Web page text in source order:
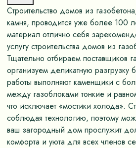
Строительство домов из
камня, проводится уже более 100
материал отлично себя
услугу строительства домов из
Тщательно отбираем поставщиков
организуем деликатную разгрузку
работы выполняют каменщики с
между газоблоками тонкие и
что исключает «мостики холода».
соблюдая технологию, поэтому
ваш загородный дом прослужит
комфорта и уюта для всех членов